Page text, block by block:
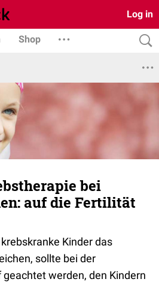
Log in
Shop
bei
auf die Fertilität
Kinder das
sollte bei der
werden, den Kindern